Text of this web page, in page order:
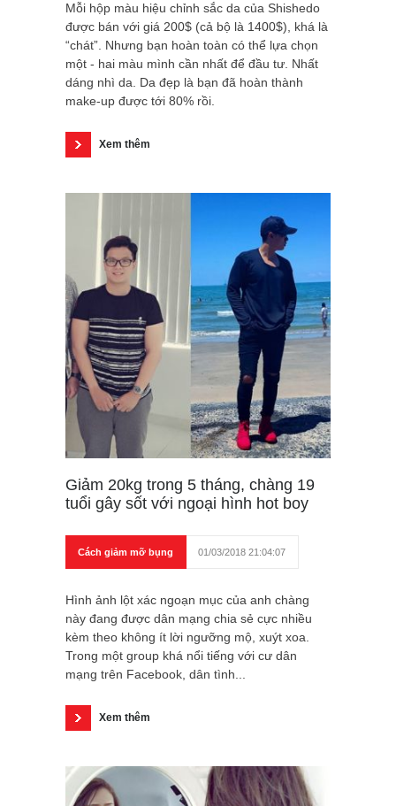
Mỗi hộp màu hiệu chỉnh sắc da của Shishedo
được bán với giá 200$ (cả bộ là 1400$), khá là
“chát”. Nhưng bạn hoàn toàn có thể lựa chọn
một - hai màu mình cần nhất để đầu tư. Nhất
dáng nhì da. Da đẹp là bạn đã hoàn thành
make-up được tới 80% rồi.
Xem thêm
Giảm 20kg trong 5 tháng, chàng 19
tuổi gây sốt với ngoại hình hot boy
Cách giảm mỡ bụng 01/03/2018 21:04:07
Hình ảnh lột xác ngoạn mục của anh chàng
này đang được dân mạng chia sẻ cực nhiều
kèm theo không ít lời ngưỡng mộ, xuýt xoa.
Trong một group khá nổi tiếng với cư dân
mạng trên Facebook, dân tình...
Xem thêm